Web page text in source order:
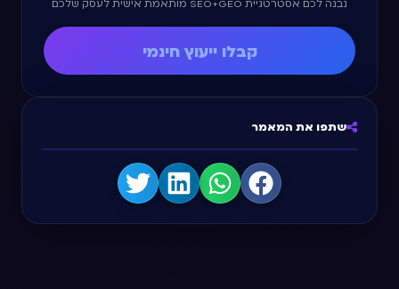
נבנה לכם אסטרטגיית SEO+GEO מותאמת אישית לעסק שלכם.
קבלו ייעוץ חינמי
שתפו את המאמר